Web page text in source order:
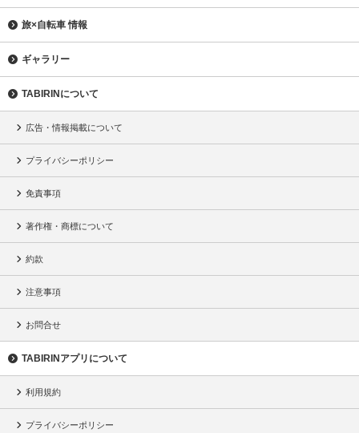
旅×自転車 情報
ギャラリー
TABIRINについて
広告・情報掲載について
プライバシーポリシー
免責事項
著作権・商標について
約款
注意事項
お問合せ
TABIRINアプリについて
利用規約
プライバシーポリシー